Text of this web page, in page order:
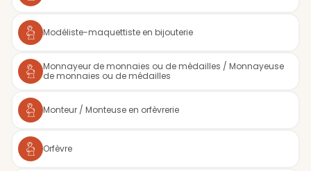
Modéliste-maquettiste en bijouterie
Monnayeur de monnaies ou de médailles / Monnayeuse
de monnaies ou de médailles
Monteur / Monteuse en orfèvrerie
Orfèvre